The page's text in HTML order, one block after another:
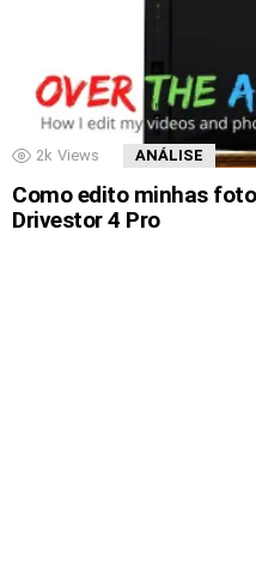
2k Views ANÁLISE
Como edito minhas
Drivestor 4 Pro